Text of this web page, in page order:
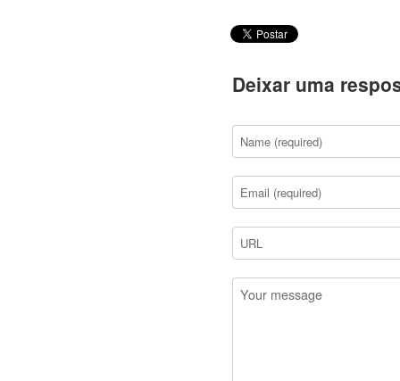
Deixar uma